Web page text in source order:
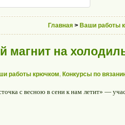
Главная > Ваши работы
магнит на
работы крючком, Конкурсы по
с весною в сени к нам летит» —